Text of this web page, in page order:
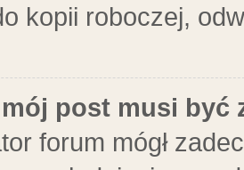
kopii roboczej,
post musi być
forum mógł